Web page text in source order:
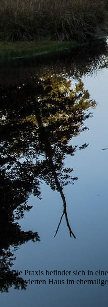
Die Praxis befindet sich in
renovierten Haus im